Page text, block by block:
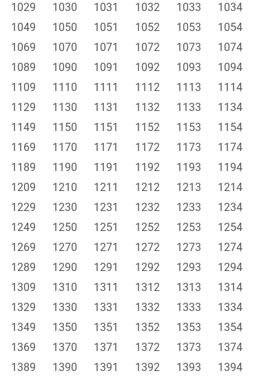
1029 1030 1031 1032 1033 1034
1049 1050 1051 1052 1053 1054
1069 1070 1071 1072 1073 1074
1089 1090 1091 1092 1093 1094
1109 1110 1111 1112 1113 1114
1129 1130 1131 1132 1133 1134
1149 1150 1151 1152 1153 1154
1169 1170 1171 1172 1173 1174
1189 1190 1191 1192 1193 1194
1209 1210 1211 1212 1213 1214
1229 1230 1231 1232 1233 1234
1249 1250 1251 1252 1253 1254
1269 1270 1271 1272 1273 1274
1289 1290 1291 1292 1293 1294
1309 1310 1311 1312 1313 1314
1329 1330 1331 1332 1333 1334
1349 1350 1351 1352 1353 1354
1369 1370 1371 1372 1373 1374
1389 1390 1391 1392 1393 1394